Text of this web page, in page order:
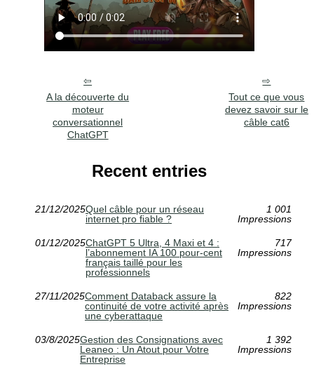
A la découverte du
moteur
conversationnel
ChatGPT
Tout ce que vous
devez savoir sur le
câble cat6
Recent entries
21/12/2025Quel câble pour un réseau
internet pro fiable ?
1 001
Impressions
01/12/2025ChatGPT 5 Ultra, 4 Maxi et 4 :
l’abonnement IA 100 pour-cent
français taillé pour les
professionnels
717
Impressions
27/11/2025Comment Databack assure la
continuité de votre activité après
une cyberattaque
822
Impressions
03/8/2025Gestion des Consignations avec
Leaneo : Un Atout pour Votre
Entreprise
1 392
Impressions